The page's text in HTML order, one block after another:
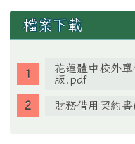
檔案下載
花蓮體中校外
版.pdf
財務借用契約